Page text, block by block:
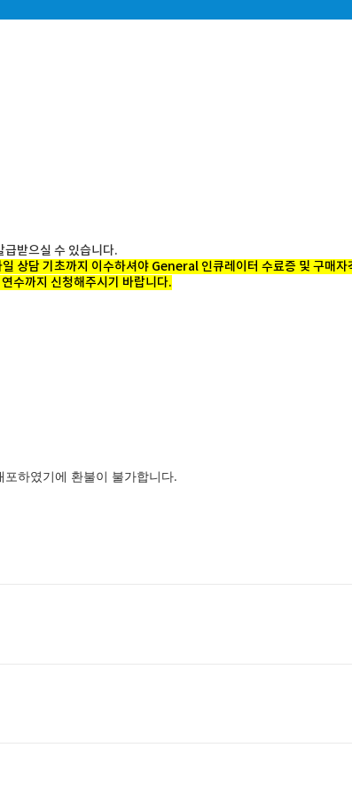
받으실 수 있습니다.
상담 기초까지 이수하셔야 General 인큐레이터 수료증 및 구매
수까지 신청해주시기 바랍니다.
하였기에 환불이 불가합니다.